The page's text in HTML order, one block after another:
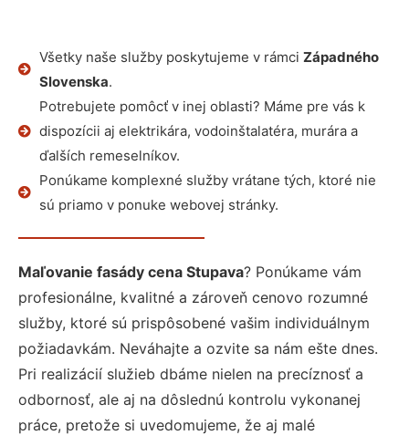
Všetky naše služby poskytujeme v rámci Západného
Slovenska.
Potrebujete pomôcť v inej oblasti? Máme pre vás k
dispozícii aj elektrikára, vodoinštalatéra, murára a
ďalších remeselníkov.
Ponúkame komplexné služby vrátane tých, ktoré nie
sú priamo v ponuke webovej stránky.
Maľovanie fasády cena Stupava? Ponúkame vám
profesionálne, kvalitné a zároveň cenovo rozumné
služby, ktoré sú prispôsobené vašim individuálnym
požiadavkám. Neváhajte a ozvite sa nám ešte dnes.
Pri realizácií služieb dbáme nielen na precíznosť a
odbornosť, ale aj na dôslednú kontrolu vykonanej
práce, pretože si uvedomujeme, že aj malé